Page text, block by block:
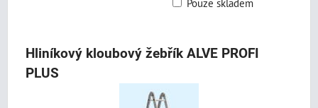
Pouze skladem
Hliníkový kloubový žebřík ALVE PROFI
PLUS